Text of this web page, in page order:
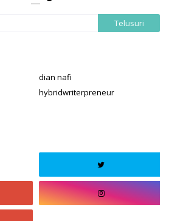
dian nafi
hybridwriterpreneur